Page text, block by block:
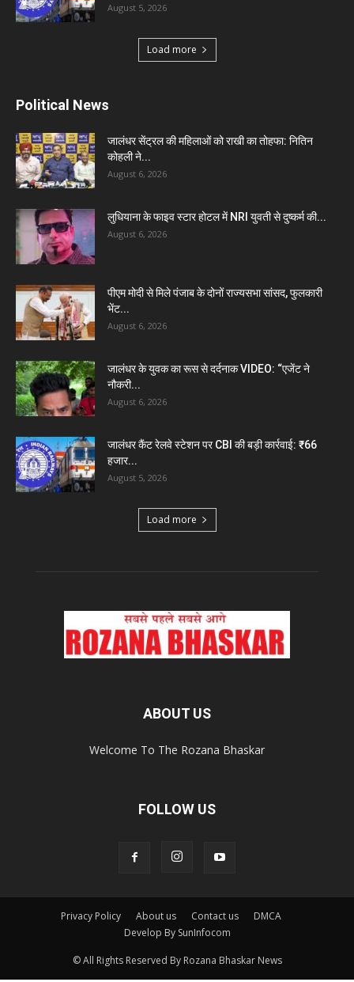
August 5, 2026
Load more
Political News
जालंधर सेंट्रल की महिलाओं को राखी का तोहफा: नितिन
कोहली ने...
August 6, 2026
लुधियाना के फाइव स्टार होटल में NRI युवती से दुष्कर्म की...
August 6, 2026
पीएम मोदी से मिले पंजाब के दोनों राज्यसभा सांसद, फुलकारी
भेंट...
August 6, 2026
जालंधर के युवक का रूस से दर्दनाक VIDEO: “एजेंट ने
नौकरी...
August 6, 2026
जालंधर कैंट रेलवे स्टेशन पर CBI की बड़ी कार्रवाई: ₹66
हजार...
August 5, 2026
Load more
ABOUT US
Welcome To The Rozana Bhaskar
FOLLOW US
Privacy Policy About us Contact us
DMCA
Develop By SunInfocom
© All Rights Reserved By Rozana Bhaskar News